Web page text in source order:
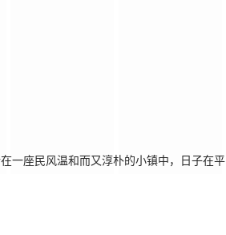
一座民风温和而又淳朴的小镇中，日子在平